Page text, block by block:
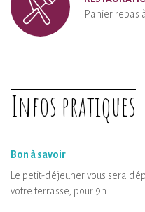
Panier repas
Infos pratiques
Bon à savoir
Le petit-déjeuner vous sera
votre terrasse, pour 9h.